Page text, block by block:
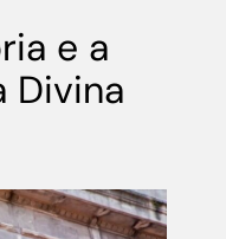
e a
Divina